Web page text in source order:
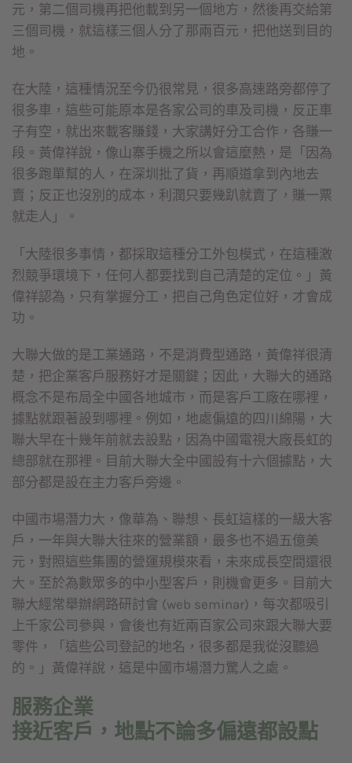
元，第二個司機再把他載到另一個地方，然後再交給第
三個司機，就這樣三個人分了那兩百元，把他送到目的
地。
在大陸，這種情況至今仍很常見，很多高速路旁都停了
很多車，這些可能原本是各家公司的車及司機，反正車
子有空，就出來載客賺錢，大家講好分工合作，各賺一
段。黃偉祥說，像山寨手機之所以會這麼熱，是「因為
很多跑單幫的人，在深圳批了貨，再順道拿到內地去
賣；反正也沒別的成本，利潤只要幾趴就賣了，賺一票
就走人」。
「大陸很多事情，都採取這種分工外包模式，在這種激
烈競爭環境下，任何人都要找到自己清楚的定位。」黃
偉祥認為，只有掌握分工，把自己角色定位好，才會成
功。
大聯大做的是工業通路，不是消費型通路，黃偉祥很清
楚，把企業客戶服務好才是關鍵；因此，大聯大的通路
概念不是布局全中國各地城市，而是客戶工廠在哪裡，
據點就跟著設到哪裡。例如，地處偏遠的四川綿陽，大
聯大早在十幾年前就去設點，因為中國電視大廠長虹的
總部就在那裡。目前大聯大全中國設有十六個據點，大
部分都是設在主力客戶旁邊。
中國市場潛力大，像華為、聯想、長虹這樣的一級大客
戶，一年與大聯大往來的營業額，最多也不過五億美
元，對照這些集團的營運規模來看，未來成長空間還很
大。至於為數眾多的中小型客戶，則機會更多。目前大
聯大經常舉辦網路研討會 (web seminar)，每次都吸引
上千家公司參與，會後也有近兩百家公司來跟大聯大要
零件，「這些公司登記的地名，很多都是我從沒聽過
的。」黃偉祥說，這是中國市場潛力驚人之處。
服務企業
接近客戶，地點不論多偏遠都設點